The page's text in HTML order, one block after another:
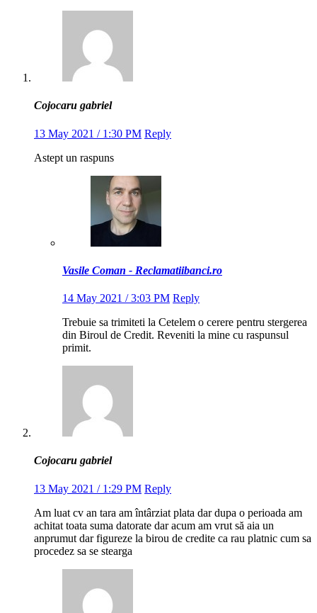
Cojocaru gabriel
13 May 2021 / 1:30 PM Reply
Astept un raspuns
Vasile Coman - Reclamatiibanci.ro
14 May 2021 / 3:03 PM Reply
Trebuie sa trimiteti la Cetelem o cerere pentru stergerea
din Biroul de Credit. Reveniti la mine cu raspunsul
primit.
Cojocaru gabriel
13 May 2021 / 1:29 PM Reply
Am luat cv an tara am întârziat plata dar dupa o perioada am
achitat toata suma datorate dar acum am vrut să aia un
anprumut dar figureze la birou de credite ca rau platnic cum sa
procedez sa se stearga